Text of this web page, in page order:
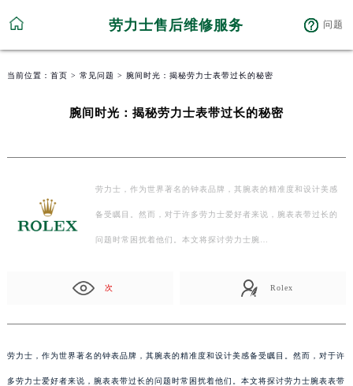
劳力士售后维修服务 问题
当前位置： 首页 > 常见问题 > 腕间时光：揭秘劳力士表带过长的秘密
腕间时光：揭秘劳力士表带过长的秘密
劳力士，作为世界著名的钟表品牌，其腕表的精准度和设计美感
备受瞩目。然而，对于许多劳力士爱好者来说，腕表表带过长的
问题时常困扰着他们。本文将探讨劳力士腕…
次 Rolex
劳力士，作为世界著名的钟表品牌，其腕表的精准度和设计美感备受瞩目。然而，对于许
多劳力士爱好者来说，腕表表带过长的问题时常困扰着他们。本文将探讨劳力士腕表表带